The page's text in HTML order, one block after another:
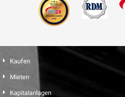
Kaufen
Mieten
Kapitalanlagen